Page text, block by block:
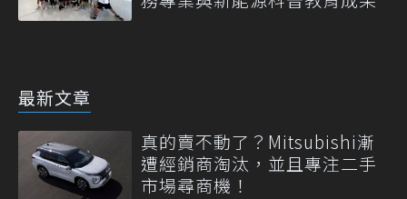
最新文章
真的賣不動了？Mitsubishi漸
遭經銷商淘汰，並且專注二手
市場尋商機！